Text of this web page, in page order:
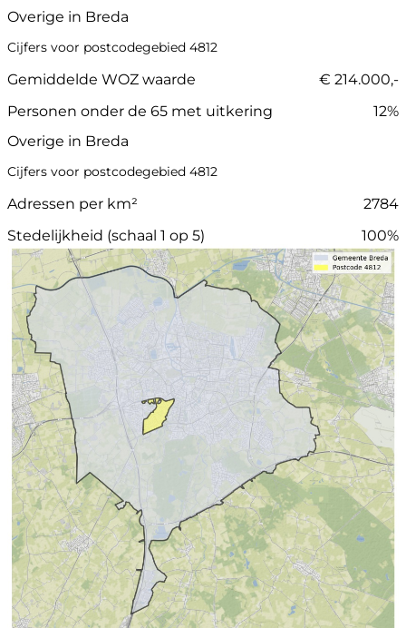
Overige in Breda
Cijfers voor postcodegebied 4812
Gemiddelde WOZ waarde
€ 214.000,-
Personen onder de 65 met uitkering
12%
Overige in Breda
Cijfers voor postcodegebied 4812
Adressen per km²
2784
Stedelijkheid (schaal 1 op 5)
100%